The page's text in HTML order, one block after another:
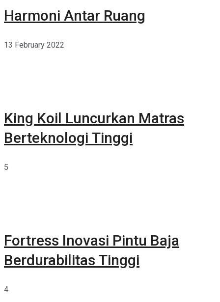
Harmoni Antar Ruang
13 February 2022
King Koil Luncurkan Matras
Berteknologi Tinggi
5
Fortress Inovasi Pintu Baja
Berdurabilitas Tinggi
4